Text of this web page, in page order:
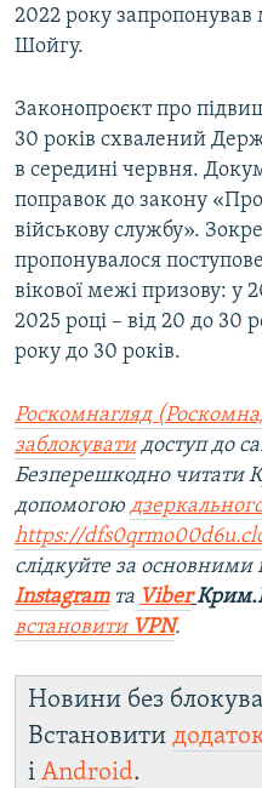
2022 року запропонував
Шойгу.
Законопроєкт про
30 років схвалений
в середині червня.
поправок до закону
військову службу».
пропонувалося
вікової межі призову: у
2025 році – від 20 до 30
року до 30 років.
Роскомнагляд
заблокуватидоступ до
Безперешкодно читати
допомогою
https://
слідкуйте за основними
Instagramта Viber
встановити VPN.
Новини без
Встановити
і Android.